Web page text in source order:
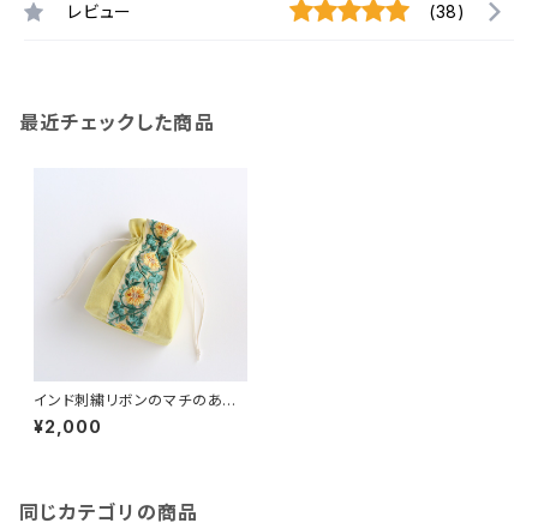
レビュー (38)
最近チェックした商品
インド刺繍リボンのマチのある
巾着ポーチ イエロー
¥2,000
同じカテゴリの商品